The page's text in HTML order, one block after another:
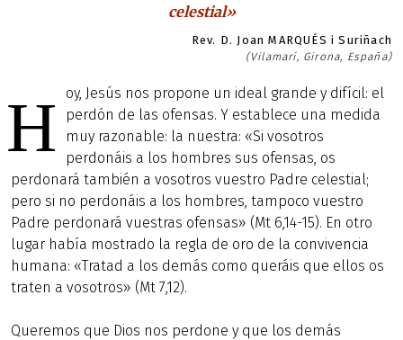
celestial»
Rev. D. Joan MARQUÉS i Suriñach
(Vilamarí, Girona, España)
H
oy, Jesús nos propone un ideal grande y difícil: el
perdón de las ofensas. Y establece una medida
muy razonable: la nuestra: «Si vosotros
perdonáis a los hombres sus ofensas, os
perdonará también a vosotros vuestro Padre celestial;
pero si no perdonáis a los hombres, tampoco vuestro
Padre perdonará vuestras ofensas» (Mt 6,14-15). En otro
lugar había mostrado la regla de oro de la convivencia
humana: «Tratad a los demás como queráis que ellos os
traten a vosotros» (Mt 7,12).
Queremos que Dios nos perdone y que los demás